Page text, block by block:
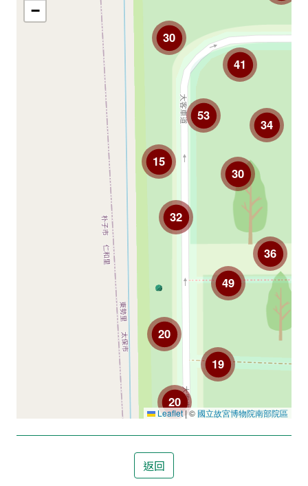
30
30
41
34
53
49
36
15
32
18
19
20
20
−
Leaflet|© 國立故宮博物院南部院區
返回